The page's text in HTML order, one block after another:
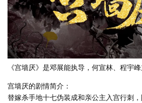
《宫墙厌》是邓展能执导，何宣林、程宇峰
宫墙厌的剧情简介：
替嫁杀手地十七伪装成和亲公主入宫行刺